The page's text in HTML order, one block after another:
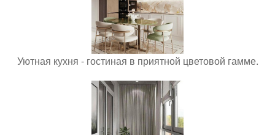
Уютная кухня - гостиная в приятной цветовой гамме.